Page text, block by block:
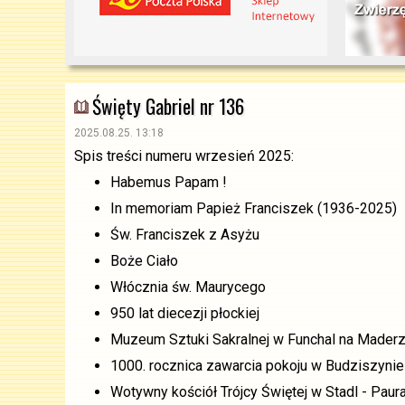
Święty Gabriel nr 136
2025.08.25. 13:18
Spis treści numeru wrzesień 2025:
Habemus Papam !
In memoriam Papież Franciszek (1936-2025)
Św. Franciszek z Asyżu
Boże Ciało
Włócznia św. Maurycego
950 lat diecezji płockiej
Muzeum Sztuki Sakralnej w Funchal na
1000. rocznica zawarcia pokoju w Budziszynie
Wotywny kościół Trójcy Świętej w Stadl -